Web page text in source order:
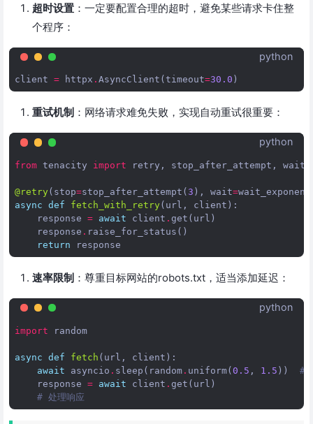
超时设置 ：一定要配置合理的超时，避免某些请求卡住整
个程序：
python
client = httpx . AsyncClient ( timeout=30.0 )
重试机制 ：网络请求难免失败，实现自动重试很重要：
python
from tenacity import retry , stop_after_attempt ,
@retry ( stop=stop_after_attempt ( 3 ), wait=
async def fetch_with_retry ( url , client ):
response = await client . get ( url )
response . raise_for_status ()
return
response
速率限制 ：尊重目标网站的robots.txt，适当添加延迟：
python
import random
async def fetch ( url , client ):
await
asyncio . sleep ( random . uniform( 0.5 , 1.5 ))
#
response = await client . get ( url )
# 处理响应